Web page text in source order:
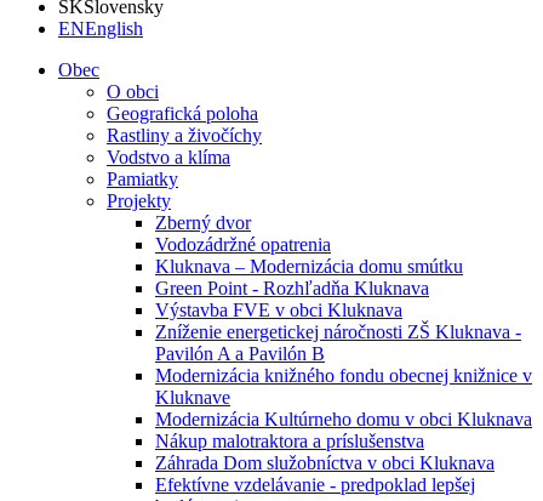
SKSlovensky
ENEnglish
Obec
O obci
Geografická poloha
Rastliny a živočíchy
Vodstvo a klíma
Pamiatky
Projekty
Zberný dvor
Vodozádržné opatrenia
Kluknava – Modernizácia domu smútku
Green Point - Rozhľadňa Kluknava
Výstavba FVE v obci Kluknava
Zníženie energetickej náročnosti ZŠ Kluknava -
Pavilón A a Pavilón B
Modernizácia knižného fondu obecnej knižnice v
Kluknave
Modernizácia Kultúrneho domu v obci Kluknava
Nákup malotraktora a príslušenstva
Záhrada Dom služobníctva v obci Kluknava
Efektívne vzdelávanie - predpoklad lepšej